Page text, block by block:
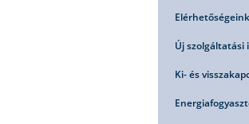
Elérhetőségeink
Új szolgáltatási
Ki- és